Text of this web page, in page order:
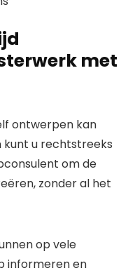
met
ontwerpen kan
kunt u rechtstreeks
om de
zonder al het
op vele
informeren en